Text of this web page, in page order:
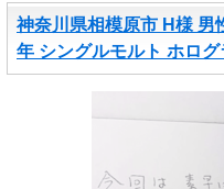
神奈川県相模原市 H様 男
年 シングルモルト ホロ